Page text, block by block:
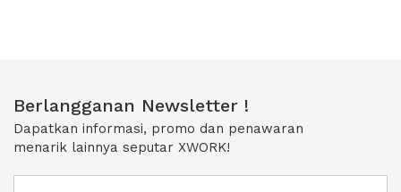
Berlangganan Newsletter !
Dapatkan informasi, promo dan penawaran
menarik lainnya seputar XWORK!